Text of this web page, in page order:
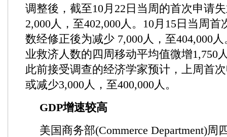
调整後，截至10月22日当周的首次申请
2,000人，至402,000人。10月15日当周
数经修正後为减少 7,000人，至404,000
业救济人数的四周移动平均值微增1,750
此前接受调查的经济学家预计，上周首
或减少3,000人，至400,000人。
GDP增速较高
美国商务部(Commerce Department)周